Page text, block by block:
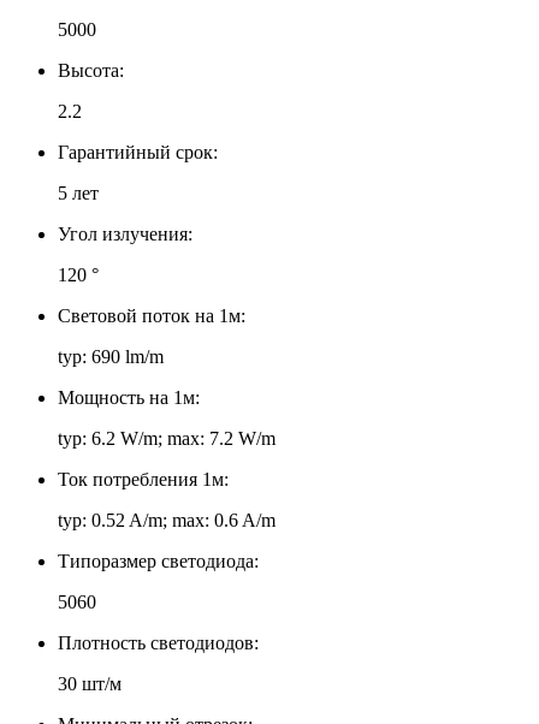
5000
Высота:
2.2
Гарантийный срок:
5 лет
Угол излучения:
120 °
Световой поток на 1м:
typ: 690 lm/m
Мощность на 1м:
typ: 6.2 W/m; max: 7.2 W/m
Ток потребления 1м:
typ: 0.52 A/m; max: 0.6 A/m
Типоразмер светодиода:
5060
Плотность светодиодов:
30 шт/м